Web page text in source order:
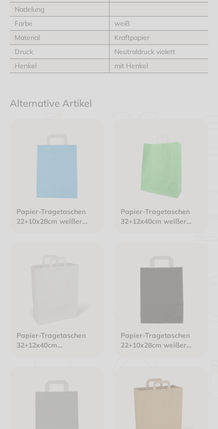
Nadelung
Farbe
weiß
Material
Kraftpapier
Druck
Neutraldruck violett
Henkel
mit Henkel
Alternative Artikel
Papier-Tragetaschen
22+10x28cm weißer
Papier-Tragetaschen
32+12x40cm weißer
Papier-Tragetaschen
32+12x40cm
Papier-Tragetaschen
22+10x28cm weißer